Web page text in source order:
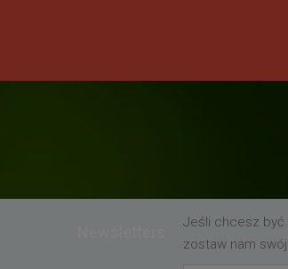
Jeśli chcesz być
zostaw nam